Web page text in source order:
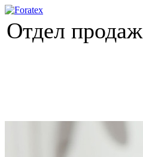
Отдел продаж